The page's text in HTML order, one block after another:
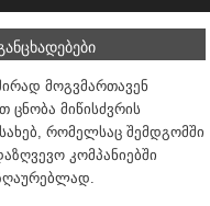
მოგვმართავენ
ცნობა მიწისძვრის
რომელსაც შემდგომში
კომპანიებში